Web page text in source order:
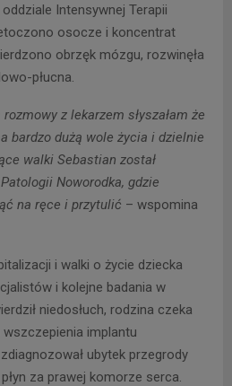
oddziale Intensywnej Terapii
osocze i koncentrat
obrzęk mózgu, rozwinęła
płucna.
z lekarzem słyszałam że
bardzo dużą wole życia i dzielnie
walki Sebastian został
Noworodka, gdzie
na ręce i przytulić – wspomina
i walki o życie dziecka
i kolejne badania w
niedosłuch, rodzina czeka
implantu
ubytek przegrody
za prawej komorze serca.